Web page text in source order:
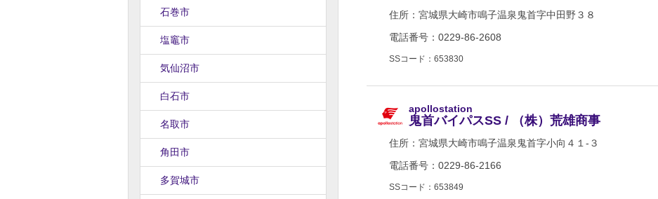
石巻市
塩竈市
気仙沼市
白石市
名取市
角田市
多賀城市
住所： 宮城県大崎市鳴子温泉鬼首字中田野３８
電話番号：0229-86-2608
SSコード：653830
apollostation
鬼首バイパスSS / （株）荒雄商事
住所： 宮城県大崎市鳴子温泉鬼首字小向４１-３
電話番号：0229-86-2166
SSコード：653849